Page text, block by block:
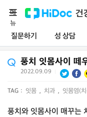
건
질문하기 성 상담
메
뉴
풍치 잇몸사이 떼
2022.09.09
TAG : 잇몸 , 치과 , 잇몸염(
풍치와 잇몸사이 매꾸는